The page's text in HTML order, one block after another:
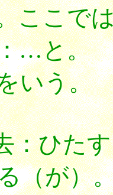
ここで
…と。
いう。
：ひた
（が）